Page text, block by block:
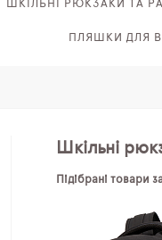
ШКІЛЬНІ РЮКЗАКИ ТА
ПЛЯШКИ ДЛЯ
Шкільні
Підібрані товари